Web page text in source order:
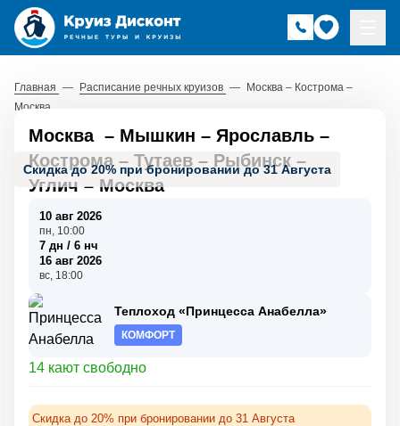
Главная — Расписание речных круизов — Москва – Кострома –
Москва
Скидка до 20% при бронировании до 31 Августа
Москва – Мышкин – Ярославль –
Кострома– Тутаев – Рыбинск –
Углич – Москва
10 авг 2026
пн, 10:00
7 дн / 6 нч
16 авг 2026
вс, 18:00
Теплоход «Принцесса Анабелла»
КОМФОРТ
14 кают свободно
Скидка до 20% при бронировании до 31 Августа